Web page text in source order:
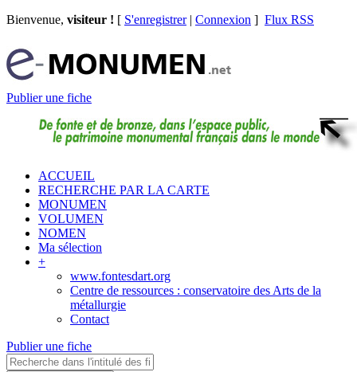
Bienvenue, visiteur ! [ S'enregistrer| Connexion ] Flux RSS
Publier une fiche
ACCUEIL
RECHERCHE PAR LA CARTE
MONUMEN
VOLUMEN
NOMEN
Ma sélection
+
www.fontesdart.org
Centre de ressources : conservatoire des Arts de la
métallurgie
Contact
Publier une fiche